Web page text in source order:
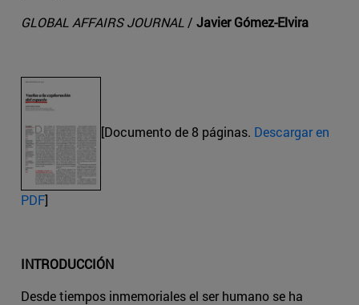
GLOBAL AFFAIRS JOURNAL / Javier Gómez-Elvira
[Documento de 8 páginas. Descargar en
PDF]
INTRODUCCIÓN
Desde tiempos inmemoriales el ser humano se ha